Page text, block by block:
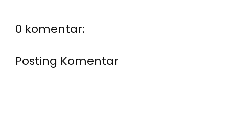
0 komentar:
Posting Komentar